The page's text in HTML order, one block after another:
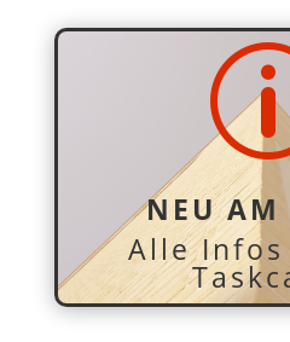
NEU AM
Alle